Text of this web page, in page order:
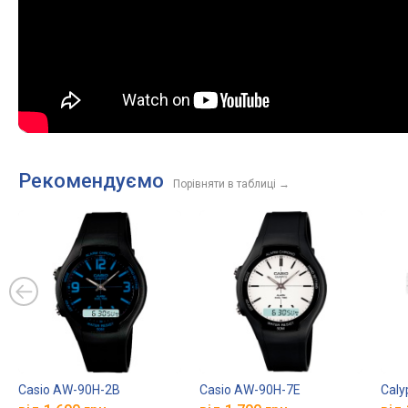
Рекомендуємо Порівняти в таблиці →
Casio AW-90H-2B Casio AW-90H-7E